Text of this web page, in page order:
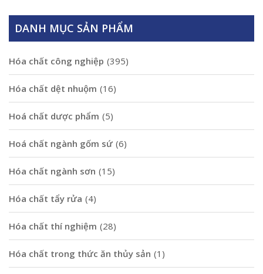
DANH MỤC SẢN PHẨM
Hóa chất công nghiệp (395)
Hóa chất dệt nhuộm (16)
Hoá chất dược phẩm (5)
Hoá chất ngành gốm sứ (6)
Hóa chất ngành sơn (15)
Hóa chất tẩy rửa (4)
Hóa chất thí nghiệm (28)
Hóa chất trong thức ăn thủy sản (1)